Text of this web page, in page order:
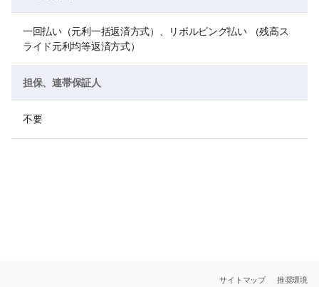
一回払い（元利一括返済方式）、リボルビング払い （残高ス
ライド元利均等返済方式）
担保、連帯保証人
不要
サイトマップ
推奨環境